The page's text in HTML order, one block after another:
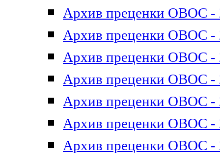
Архив преценки ОВОС -
Архив преценки ОВОС -
Архив преценки ОВОС -
Архив преценки ОВОС -
Архив преценки ОВОС -
Архив преценки ОВОС -
Архив преценки ОВОС -